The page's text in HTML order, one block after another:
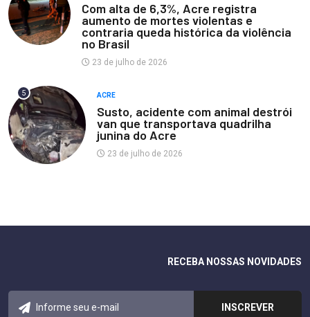
Com alta de 6,3%, Acre registra
aumento de mortes violentas e
contraria queda histórica da violência
no Brasil
23 de julho de 2026
5 ACRE
Susto, acidente com animal destrói
van que transportava quadrilha
junina do Acre
23 de julho de 2026
RECEBA NOSSAS NOVIDADES